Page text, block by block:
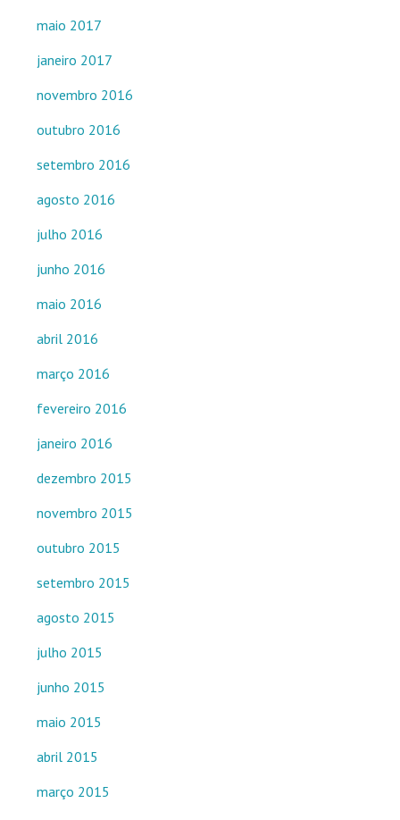
maio 2017
janeiro 2017
novembro 2016
outubro 2016
setembro 2016
agosto 2016
julho 2016
junho 2016
maio 2016
abril 2016
março 2016
fevereiro 2016
janeiro 2016
dezembro 2015
novembro 2015
outubro 2015
setembro 2015
agosto 2015
julho 2015
junho 2015
maio 2015
abril 2015
março 2015